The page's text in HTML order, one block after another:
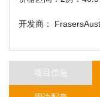
开发商：
项目信息